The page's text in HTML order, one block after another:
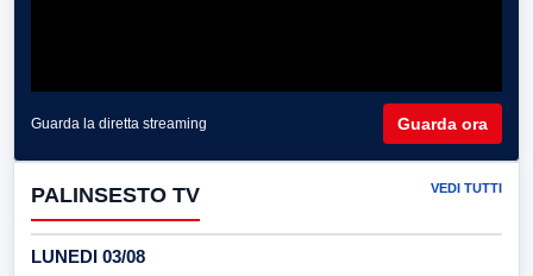
Guarda la diretta streaming Guarda ora
PALINSESTO TV VEDI TUTTI
LUNEDI 03/08